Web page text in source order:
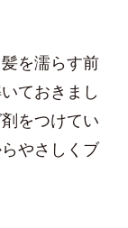
を濡らす前
ておきまし
をつけてい
やさしくブ